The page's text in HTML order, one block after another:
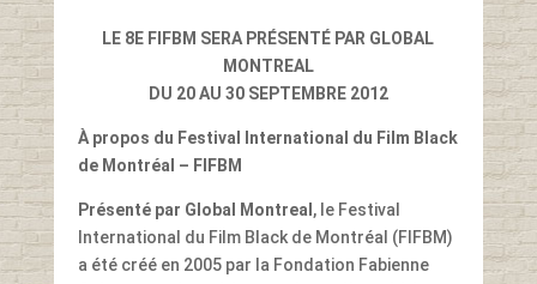
LE 8E FIFBM SERA PRÉSENTÉ PAR GLOBAL
MONTREAL
DU 20 AU 30 SEPTEMBRE 2012
À propos du Festival International du Film Black
de Montréal – FIFBM
Présenté par Global Montreal, le Festival
International du Film Black de Montréal (FIFBM)
a été créé en 2005 par la Fondation Fabienne